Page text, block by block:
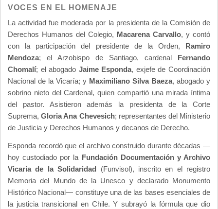
VOCES EN EL HOMENAJE
La actividad fue moderada por la presidenta de la Comisión de
Derechos Humanos del Colegio,
Macarena Carvallo, y contó
con la participación del presidente de la Orden,
Ramiro
Mendoza; el Arzobispo de Santiago, cardenal
Fernando
Chomalí; el abogado Jaime Esponda, exjefe de Coordinación
Nacional de la Vicaría; y Maximiliano Silva Baeza, abogado y
sobrino nieto del Cardenal, quien compartió una mirada íntima
del pastor. Asistieron además la presidenta de la Corte
Suprema,Gloria Ana Chevesich; representantes del Ministerio
de Justicia y Derechos Humanos y decanos de Derecho.
Esponda recordó que el archivo construido durante décadas —
hoy custodiado por la Fundación Documentación y Archivo
Vicaría de la Solidaridad
(Funvisol), inscrito en el registro
Memoria del Mundo de la Unesco y declarado Monumento
Histórico Nacional— constituye una de las bases esenciales de
la justicia transicional en Chile. Y subrayó la fórmula que dio